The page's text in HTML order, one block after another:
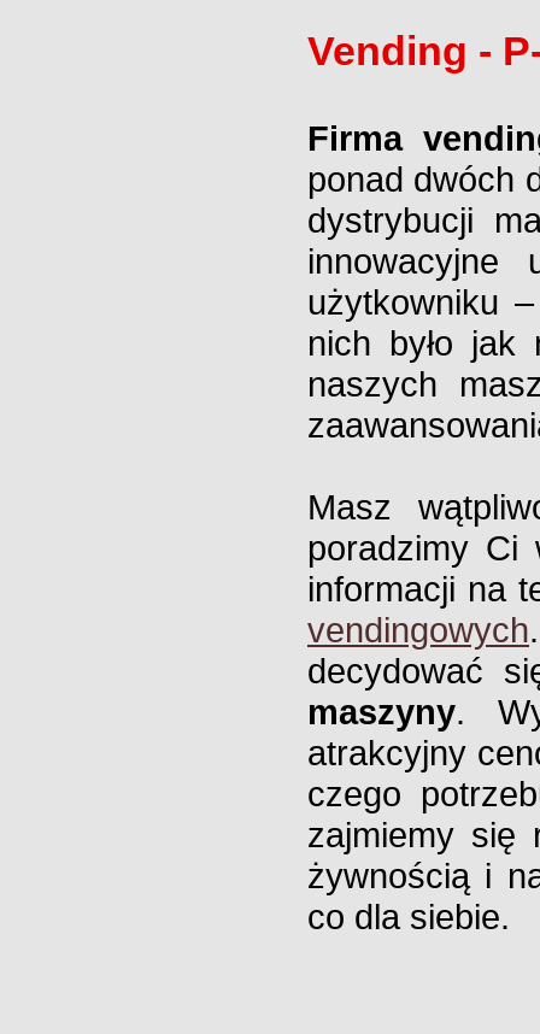
Vending -
Firma
ponad dwóch
dystrybucji
innowacyjne
użytkowniku
nich było jak
naszych
Masz
poradzimy Ci
informacji na
vendingowych
decydować
maszyny.
atrakcyjny
czego
zajmiemy się
żywnością i
co dla siebie.